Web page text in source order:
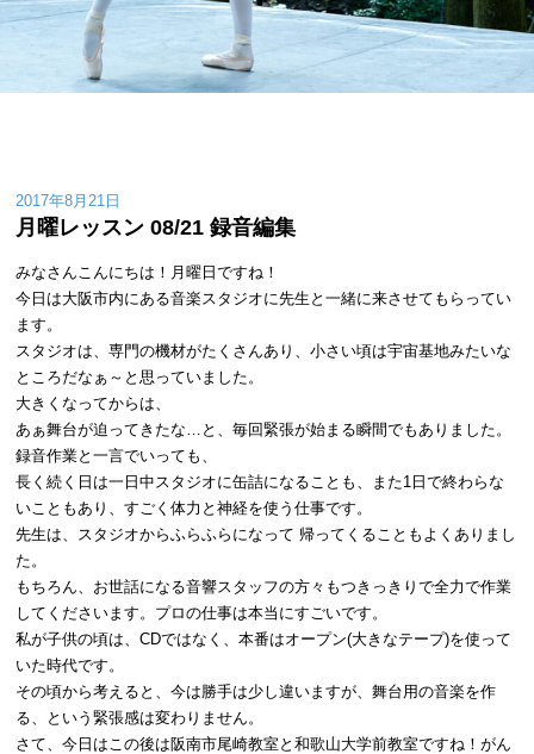
2017年8月21日
月曜レッスン 08/21 録音編集
みなさんこんにちは！月曜日ですね！
今日は大阪市内にある音楽スタジオに先生と一緒に来させてもらってい
ます。
スタジオは、専門の機材がたくさんあり、小さい頃は宇宙基地みたいな
ところだなぁ～と思っていました。
大きくなってからは、
あぁ舞台が迫ってきたな…と、毎回緊張が始まる瞬間でもありました。
録音作業と一言でいっても、
長く続く日は一日中スタジオに缶詰になることも、また1日で終わらな
いこともあり、すごく体力と神経を使う仕事です。
先生は、スタジオからふらふらになって 帰ってくることもよくありまし
た。
もちろん、お世話になる音響スタッフの方々もつきっきりで全力で作業
してくださいます。プロの仕事は本当にすごいです。
私が子供の頃は、CDではなく、本番はオープン(大きなテープ)を使って
いた時代です。
その頃から考えると、今は勝手は少し違いますが、舞台用の音楽を作
る、という緊張感は変わりません。
さて、今日はこの後は阪南市尾崎教室と和歌山大学前教室ですね！がん